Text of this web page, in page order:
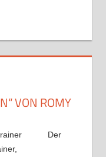
VON ROMY
Der
,